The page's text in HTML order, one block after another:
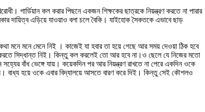
গার্ডিয়ান কল করার পিছনে একজন শিক্ষকের ছাত্রকে নিয়ন্ত্রণ করতে না পারার
দায়িত্ব এড়িয়ে যাওয়াও বলা চলে বৈকি। যাইহোক সৈকতকে এভাবে ছাড়
মনে মনে মেনে নিই । কাজেই যা হবার তা হয়ে গেছে আর সময় দেওয়া ঠিক হবে
করতে সিদ্ধান্ত নিই। কিন্তু কল করলেই তো আর হবে না।ও ছেলে যে নিজের মতো
বাঁধ ভেঙ্গে যায়। কয়েকদিন পর আর নিয়ন্ত্রণ রাখতে না পেরে একদিন ওকে
বাধ্য হয়ে ওকে এবার বিদ্যালয়ে আসতে বারণ করে দিই। কিন্তু সেই কৌশলও